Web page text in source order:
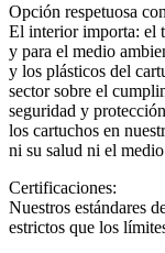
Opción respetuosa
El interior importa: el
y para el medio
y los plásticos del
sector sobre el
seguridad y
los cartuchos en
ni su salud ni el
Certificaciones:
Nuestros estándares
estrictos que los